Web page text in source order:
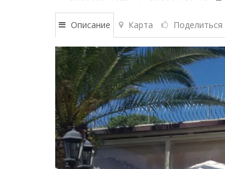
Описание Карта Поделиться